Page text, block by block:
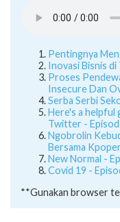
Pentingnya
Inovasi Bisnis di
Proses
Insecure Dan
Serba Serbi
Here's a helpful
Twitter -
Ngobrolin
Bersama
New Normal -
Covid 19 -
**Gunakan browser